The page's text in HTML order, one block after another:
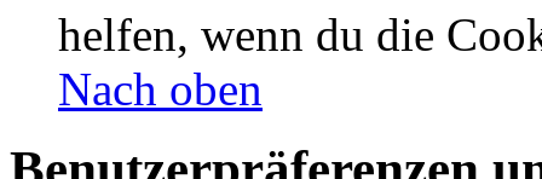
helfen, wenn du die
Nach oben